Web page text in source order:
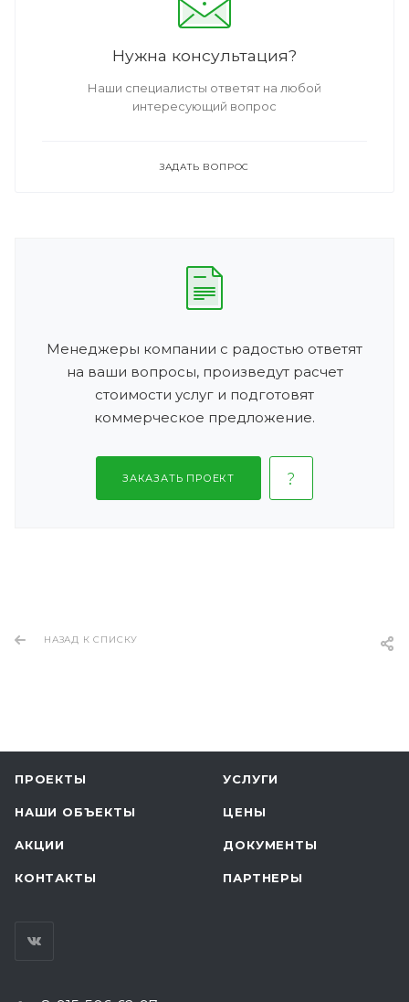
Нужна консультация?
Наши специалисты ответят на любой
интересующий вопрос
ЗАДАТЬ ВОПРОС
Менеджеры компании с радостью ответят
на ваши вопросы, произведут расчет
стоимости услуг и подготовят
коммерческое предложение.
ЗАКАЗАТЬ ПРОЕКТ
НАЗАД К СПИСКУ
ПРОЕКТЫ УСЛУГИ
НАШИ ОБЪЕКТЫ ЦЕНЫ
АКЦИИ ДОКУМЕНТЫ
КОНТАКТЫ ПАРТНЕРЫ